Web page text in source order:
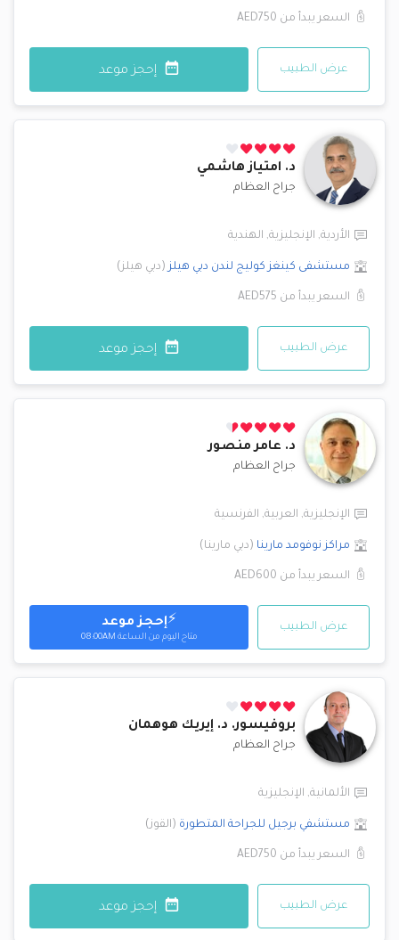
السعر يبدأ من AED750
عرض الطبيب إحجز موعد
د. امتياز هاشمي
جراح العظام
الأردية, الإنجليزية, الهندية
مستشفى كينغز كوليج لندن دبي هيلز (دبي هيلز)
السعر يبدأ من AED575
عرض الطبيب إحجز موعد
د. عامر منصور
جراح العظام
الإنجليزية, العربية, الفرنسية
مراكز نوفومد مارينا (دبي مارينا)
السعر يبدأ من AED600
عرض الطبيب ⚡إحجز موعد
متاح اليوم من الساعة 08:00AM
بروفيسور. د. إيريك هوهمان
جراح العظام
الألمانية, الإنجليزية
مستشفي برجيل للجراحة المتطورة (القوز)
السعر يبدأ من AED750
عرض الطبيب إحجز موعد